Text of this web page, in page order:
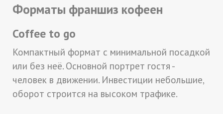
Форматы франшиз кофеен
Coffee to go
Компактный формат с минимальной посадкой
или без неё. Основной портрет гостя -
человек в движении. Инвестиции небольшие,
оборот строится на высоком трафике.